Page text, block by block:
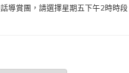
導賞團，請選擇星期五下午2時時段